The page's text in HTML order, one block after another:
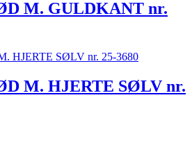
M. GULDKANT nr.
M. HJERTE SØLV nr.